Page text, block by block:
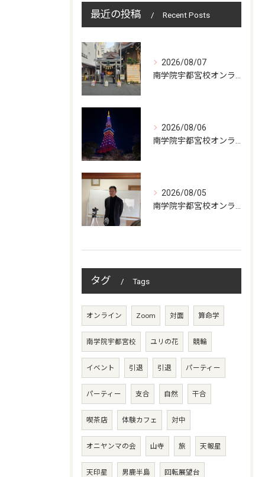
最近の投稿 Recent Posts
2026/08/07
2026/08/06
2026/08/05
タグ Tags
オンライン Zoom 対面 算命学
南学院宇都宮校 ユリの花 競輪
イベント 引退 引退 パーティー
パーティー 支合 自然 干合
喫茶店 体験カフェ 対中
オニヤンマの会 山寺 旅 天報星
天印星 男鹿半島 回転展望台